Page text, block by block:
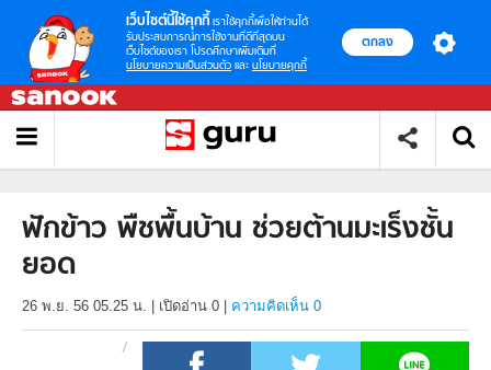
เว็บไซต์นี้ใช้คุกกี้ เราใช้คุกกี้เพื่อให้ท่านได้
รับประสบการณ์การใช้งานที่ดีที่สุดบน
เว็บไซต์ของเรา โปรดศึกษาเพิ่มเติมที่
นโยบายความเป็นส่วนตัว และ นโยบายคุกกี้
ตกลง
ฟักข้าว พืชพื้นบ้าน ช่วยต้านมะเร็งชั้น
ยอด
26 พ.ย. 56 05.25 น. เปิดอ่าน 0 ความคิดเห็น 0